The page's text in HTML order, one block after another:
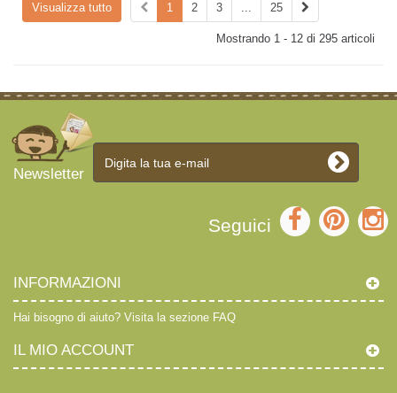
Visualizza tutto 1 2 3 ... 25
Mostrando 1 - 12 di 295 articoli
Newsletter
Seguici
INFORMAZIONI
Hai bisogno di aiuto? Visita la sezione FAQ
IL MIO ACCOUNT